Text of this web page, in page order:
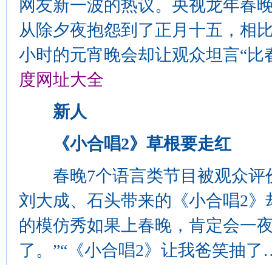
网友新一波的热议。央视龙年春
从除夕夜抱怨到了正月十五，相
小时的元宵晚会却让观众坦言“比
度网址大全
新人
《小合唱2》草根要走红
春晚7个语言类节目被观众评
刘大成、石头带来的《小合唱2
的模仿秀如果上春晚，肯定会一
了。”“《小合唱2》让我爸笑抽